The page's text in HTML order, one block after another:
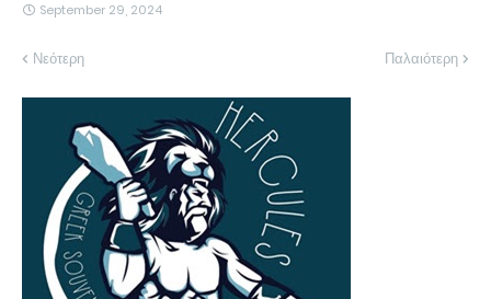
September 29, 2024
Νεότερη Παλαιότερη